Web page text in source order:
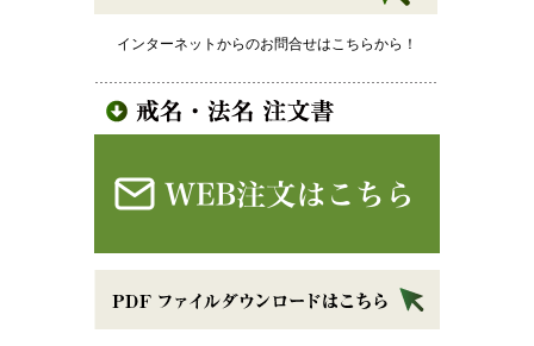
インターネットからのお問合せはこちらから！